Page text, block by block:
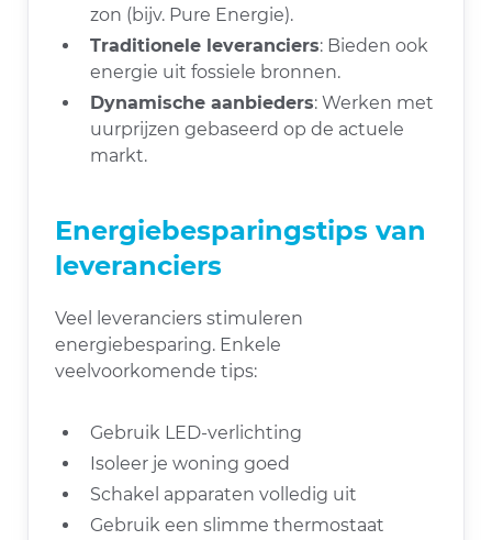
zon (bijv. Pure Energie).
Traditionele leveranciers: Bieden ook
energie uit fossiele bronnen.
Dynamische aanbieders: Werken met
uurprijzen gebaseerd op de actuele
markt.
Energiebesparingstips van
leveranciers
Veel leveranciers stimuleren
energiebesparing. Enkele
veelvoorkomende tips:
Gebruik LED-verlichting
Isoleer je woning goed
Schakel apparaten volledig uit
Gebruik een slimme thermostaat